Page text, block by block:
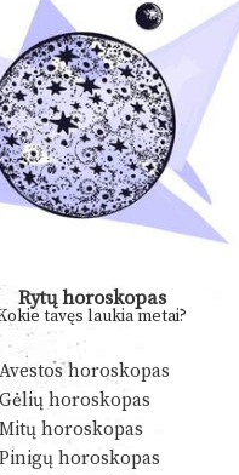
Rytų horoskopas
tavęs laukia metai?
Avestos horoskopas
Gėlių horoskopas
Mitų horoskopas
Pinigų horoskopas